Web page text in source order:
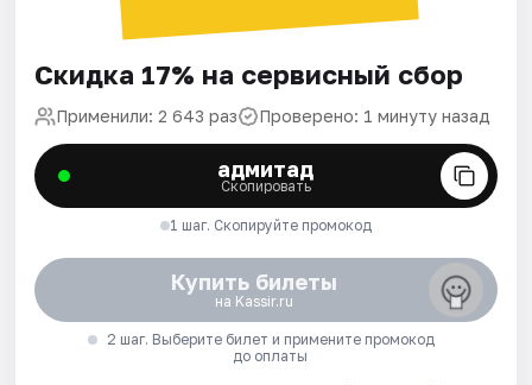
Скидка 17% на сервисный сбор
Применили: 2 643 раз Проверено: 1 минуту назад
адмитад
Скопировать
1 шаг. Скопируйте промокод
Купить билеты
на Kassir.ru
2 шаг. Выберите билет и примените промокод
до оплаты